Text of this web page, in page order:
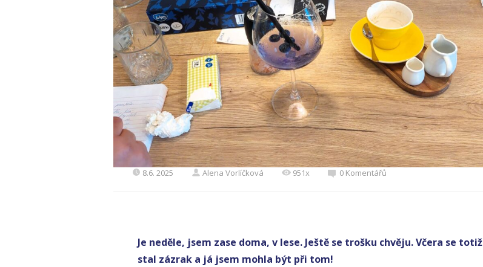
8.6. 2025 Alena Vorlíčková 951x 0 Komentářů
Je neděle, jsem zase doma, v lese. Ještě se trošku chvěju. Včera se totiž
stal zázrak a já jsem mohla být při tom!